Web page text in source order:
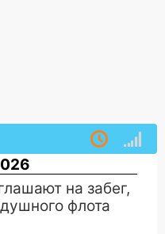
на забег,
флота